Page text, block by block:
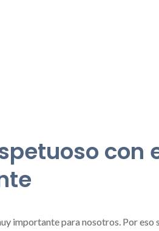
con
importante para nosotros. Por eso